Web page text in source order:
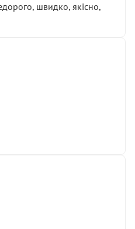
швидко, якісно,